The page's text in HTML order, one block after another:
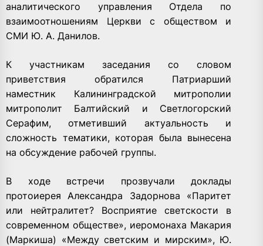
аналитического управления Отдела по
взаимоотношениям Церкви с обществом и
СМИ Ю. А. Данилов.
К участникам заседания со словом
приветствия обратился Патриарший
наместник Калининградской митрополии
митрополит Балтийский и Светлогорский
Серафим, отметивший актуальность и
сложность тематики, которая была вынесена
на обсуждение рабочей группы.
В ходе встречи прозвучали доклады
протоиерея Александра Задорнова «Паритет
или нейтралитет? Восприятие светскости в
современном обществе», иеромонаха Макария
(Маркиша) «Между светским и мирским», Ю.